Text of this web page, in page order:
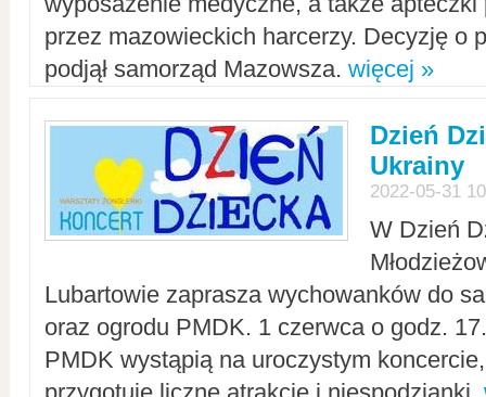
przez mazowieckich harcerzy. Decyzję o
podjął samorząd Mazowsza. więcej »
Dzień
Ukrainy
2022-05-31
W Dzień
Lubartowie zaprasza wychowanków do
oraz ogrodu PMDK. 1 czerwca o godz.
PMDK wystąpią na uroczystym